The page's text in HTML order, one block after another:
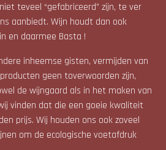
teveel “gefabriceerd” zijn, te ver
aanbiedt. Wijn houdt dan ook
en daarmee Basta !
inheemse gisten, vermijden van
geen toverwoorden zijn,
de wijngaard als in het maken van
vinden dat die een goeie kwaliteit
prijs. Wij houden ons ook zoveel
om de ecologische voetafdruk